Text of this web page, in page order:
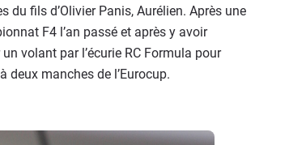
du fils d’Olivier Panis, Aurélien. Après une
F4 l’an passé et après y avoir
volant par l’écurie RC Formula pour
manches de l’Eurocup.